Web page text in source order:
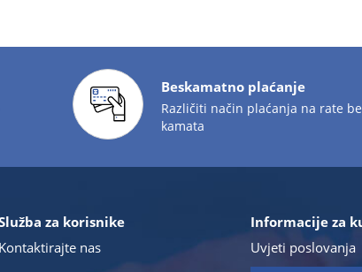
Beskamatno plaćanje
Različiti način plaćanja na rate
kamata
za korisnike
Kontaktirajte nas
Informacije za
Uvjeti poslovanja